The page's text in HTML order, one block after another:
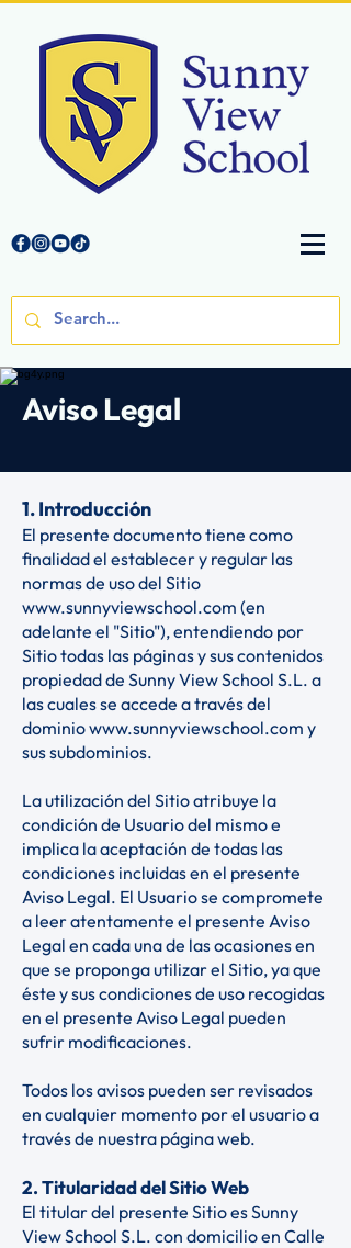
Aviso Legal
1. Introducción
El presente documento tiene como
finalidad el establecer y regular las
normas de uso del Sitio
www.sunnyviewschool.com (en
adelante el "Sitio"), entendiendo por
Sitio todas las páginas y sus contenidos
propiedad de Sunny View School S.L. a
las cuales se accede a través del
dominiowww.sunnyviewschool.com y
sus subdominios.
La utilización del Sitio atribuye la
condición de Usuario del mismo e
implica la aceptación de todas las
condiciones incluidas en el presente
Aviso Legal. El Usuario se compromete
a leer atentamente el presente Aviso
Legal en cada una de las ocasiones en
que se proponga utilizar el Sitio, ya que
éste y sus condiciones de uso recogidas
en el presente Aviso Legal pueden
sufrir modificaciones.
Todos los avisos pueden ser revisados
en cualquier momento por el usuario a
través de nuestra página web.
2. Titularidad del Sitio Web
El titular del presente Sitio es Sunny
View School S.L. con domicilio en Calle